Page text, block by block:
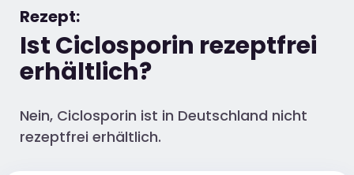
Rezept:
Ist Ciclosporin rezeptfrei
erhältlich?
Nein, Ciclosporin ist in Deutschland nicht
rezeptfrei erhältlich.